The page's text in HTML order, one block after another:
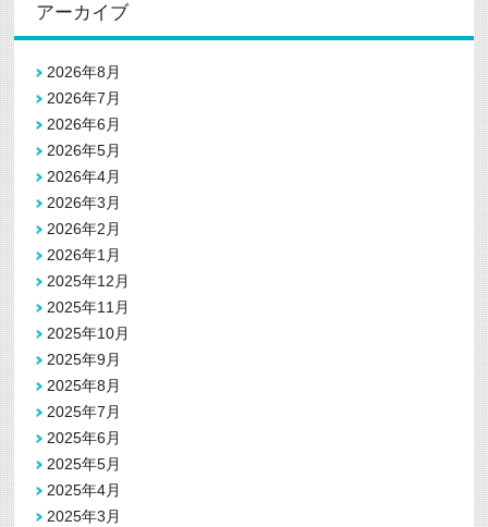
アーカイブ
2026年8月
2026年7月
2026年6月
2026年5月
2026年4月
2026年3月
2026年2月
2026年1月
2025年12月
2025年11月
2025年10月
2025年9月
2025年8月
2025年7月
2025年6月
2025年5月
2025年4月
2025年3月